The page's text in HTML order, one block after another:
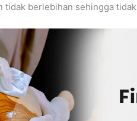
tidak berlebihan sehingga